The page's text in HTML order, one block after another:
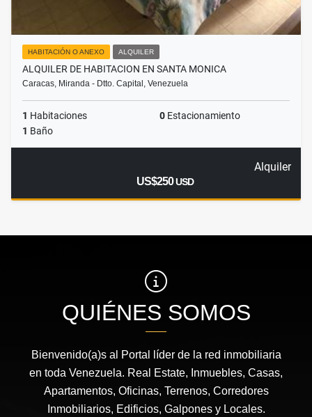
HABITACIÓN O ANEXO ALQUILER
ALQUILER DE HABITACION EN SANTA MONICA
Caracas, Miranda - Dtto. Capital, Venezuela
1 Habitaciones 0 Estacionamiento
1 Baño
Alquiler
US$250USD
QUIÉNES SOMOS
Bienvenido(a)s al Portal líder de la red inmobiliaria
en toda Venezuela. Real Estate, Inmuebles, Casas,
Apartamentos, Oficinas, Terrenos, Corredores
Inmobiliarios, Edificios, Galpones y Locales.